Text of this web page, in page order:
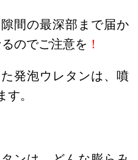
間の最深部まで届か
のでご注意を ！
発泡ウレタンは、噴
。